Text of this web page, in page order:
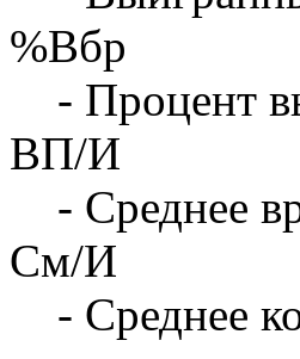
%Вбр
- Процент
ВП/И
- Среднее
См/И
- Среднее